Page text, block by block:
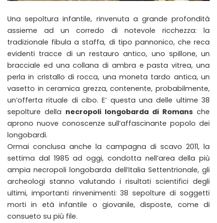
Una sepoltura infantile, rinvenuta a grande profondità
assieme ad un corredo di notevole ricchezza: la
tradizionale fibula a staffa, di tipo pannonico, che reca
evidenti tracce di un restauro antico, uno spillone, un
bracciale ed una collana di ambra e pasta vitrea, una
perla in cristallo di rocca, una moneta tardo antica, un
vasetto in ceramica grezza, contenente, probabilmente,
un’offerta rituale di cibo. E’ questa una delle ultime 38
sepolture della necropoli longobarda di Romans che
aprono nuove conoscenze sull’affascinante popolo dei
longobardi.
Ormai conclusa anche la campagna di scavo 2011, la
settima dal 1985 ad oggi, condotta nell’area della più
ampia necropoli longobarda dell’Italia Settentrionale, gli
archeologi stanno valutando i risultati scientifici degli
ultimi, importanti rinvenimenti: 38 sepolture di soggetti
morti in età infantile o giovanile, disposte, come di
consueto su più file.